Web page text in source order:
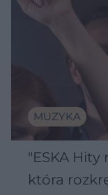
MUZYKA
"ESKA Hity
która